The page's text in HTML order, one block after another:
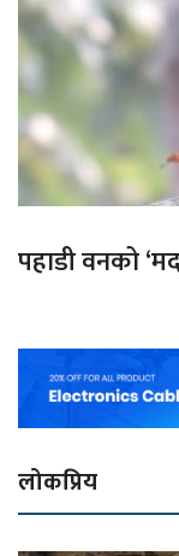
पहाडी वनको
लोकप्रिय